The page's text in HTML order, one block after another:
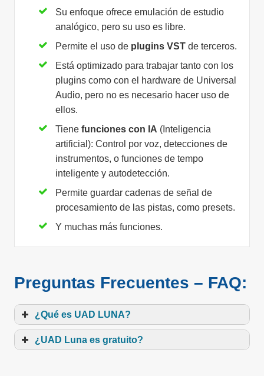
Su enfoque ofrece emulación de estudio
analógico, pero su uso es libre.
Permite el uso de plugins VST de terceros.
Está optimizado para trabajar tanto con los
plugins como con el hardware de Universal
Audio, pero no es necesario hacer uso de
ellos.
Tienefunciones con IA (Inteligencia
artificial): Control por voz, detecciones de
instrumentos, o funciones de tempo
inteligente y autodetección.
Permite guardar cadenas de señal de
procesamiento de las pistas, como presets.
Y muchas más funciones.
Preguntas Frecuentes – FAQ:
¿Qué es UAD LUNA?
¿UAD Luna es gratuito?